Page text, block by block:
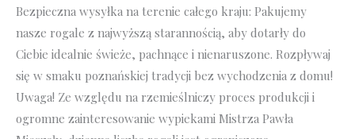
Bezpieczna wysyłka na terenie całego kraju: Pakujemy
nasze rogale z najwyższą starannością, aby dotarły do
Ciebie idealnie świeże, pachnące i nienaruszone. Rozpływaj
się w smaku poznańskiej tradycji bez wychodzenia z domu!
Uwaga! Ze względu na rzemieślniczy proces produkcji i
ogromne zainteresowanie wypiekami Mistrza Pawła